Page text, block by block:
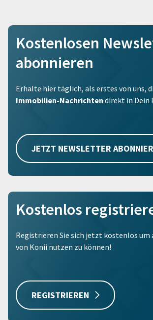
Kostenlosen
abonnieren
Erhalte hier täglich, als erstes von uns,
Immobilien-Nachrichten direkt in Dein
JETZT NEWSLETTER
Kostenlos
Registrieren Sie sich jetzt kostenlos um
von Konii nutzen zu können!
REGISTRIEREN